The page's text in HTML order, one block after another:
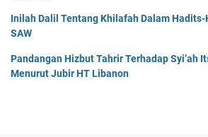
Inilah Dalil Tentang Khilafah Dalam
SAW
Pandangan Hizbut Tahrir Terhadap Syi’ah
Menurut Jubir HT Libanon